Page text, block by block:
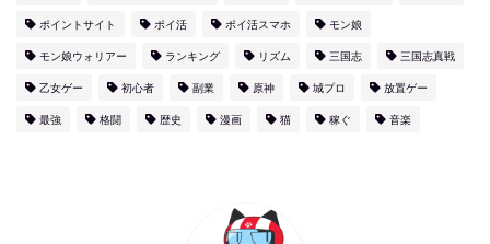
ポイントサイト ポイ活 ポイ活スマホ モン娘
モン娘ウォリアー ランキング リズム 三国志 三国志真戦
乙女ゲー 初心者 副業 原神 城プロ 放置ゲー
最強 格闘 歴史 漫画 猫 稼ぐ 音楽